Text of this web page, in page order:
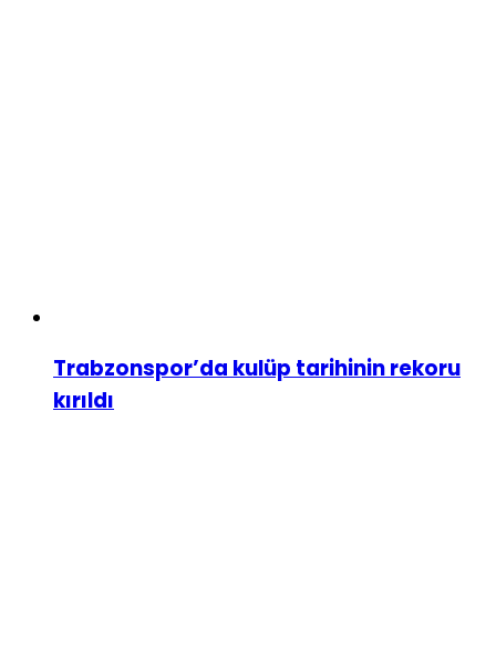
Trabzonspor’da kulüp tarihinin rekoru
kırıldı